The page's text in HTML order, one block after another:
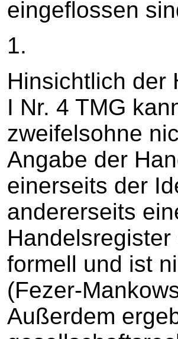
eingeflossen
1.
Hinsichtlich der
I Nr. 4 TMG
zweifelsohne
Angabe der
einerseits der
andererseits
formell und ist
(Fezer-
Außerdem